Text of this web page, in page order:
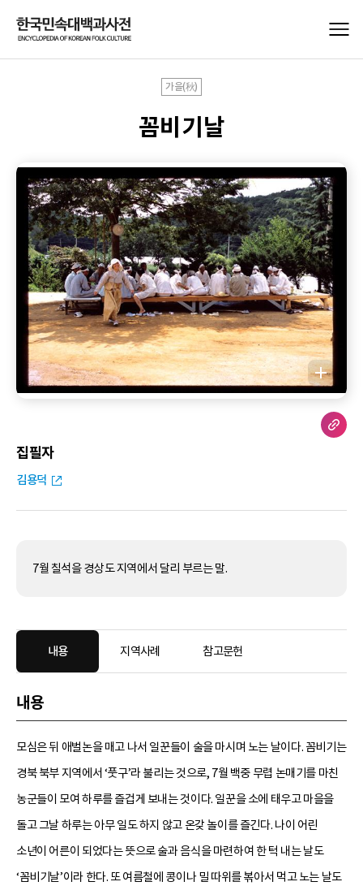
가을(秋)
꼼비기날
집필자
김용덕
7월 칠석을 경상도 지역에서 달리 부르는 말.
내용 지역사례 참고문헌
내용
모심은 뒤 애벌논을 매고 나서 일꾼들이 술을 마시며 노는 날이다. 꼼비기는
경북 북부 지역에서 ‘풋구’라 불리는 것으로, 7월 백중 무렵 논매기를 마친
농군들이 모여 하루를 즐겁게 보내는 것이다. 일꾼을 소에 태우고 마을을
돌고 그날 하루는 아무 일도 하지 않고 온갖 놀이를 즐긴다. 나이 어린
소년이 어른이 되었다는 뜻으로 술과 음식을 마련하여 한 턱 내는 날도
‘꼼비기날’이라 한다. 또 여름철에 콩이나 밀 따위를 볶아서 먹고 노는 날도